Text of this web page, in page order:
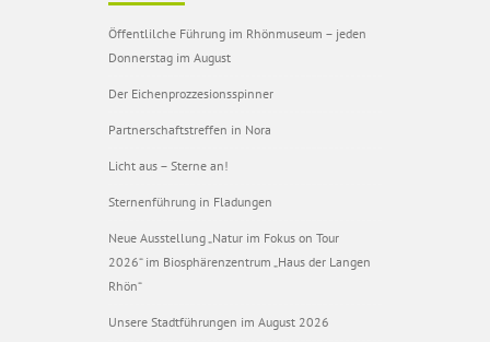
Öffentlilche Führung im Rhönmuseum – jeden
Donnerstag im August
Der Eichenprozzesionsspinner
Partnerschaftstreffen in Nora
Licht aus – Sterne an!
Sternenführung in Fladungen
Neue Ausstellung „Natur im Fokus on Tour
2026“ im Biosphärenzentrum „Haus der Langen
Rhön“
Unsere Stadtführungen im August 2026